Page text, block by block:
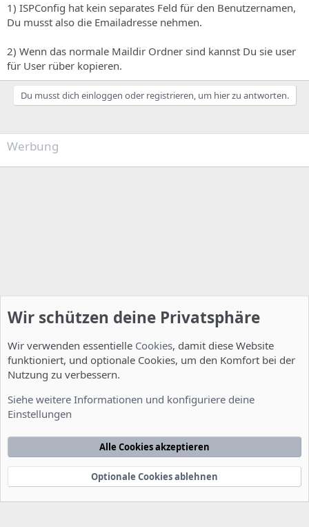
1) ISPConfig hat kein separates Feld für den Benutzernamen,
Du musst also die Emailadresse nehmen.
2) Wenn das normale Maildir Ordner sind kannst Du sie user
für User rüber kopieren.
Du musst dich einloggen oder registrieren, um hier zu antworten.
Werbung
Nutzungsbedingungen Datenschutzerklärung
Startseite
e
Community platform by XenForo® © 2010-2022 XenForo Ltd.
xenDach©2010-2014
Wir schützen deine Privatsphäre
Wir verwenden essentielle Cookies, damit diese Website
funktioniert, und optionale Cookies, um den Komfort bei der
Nutzung zu verbessern.
Siehe weitere Informationen und konfiguriere deine
Einstellungen
Alle Cookies akzeptieren
Optionale Cookies ablehnen